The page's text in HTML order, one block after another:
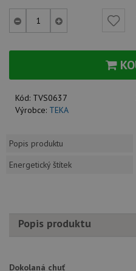
Kód: TVS0637
Výrobce: TEKA
Popis produktu
Energetický štítek
Popis produktu
Dokolaná chuť